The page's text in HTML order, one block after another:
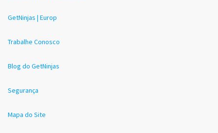
GetNinjas | Europ
Trabalhe Conosco
Blog do GetNinjas
Segurança
Mapa do Site